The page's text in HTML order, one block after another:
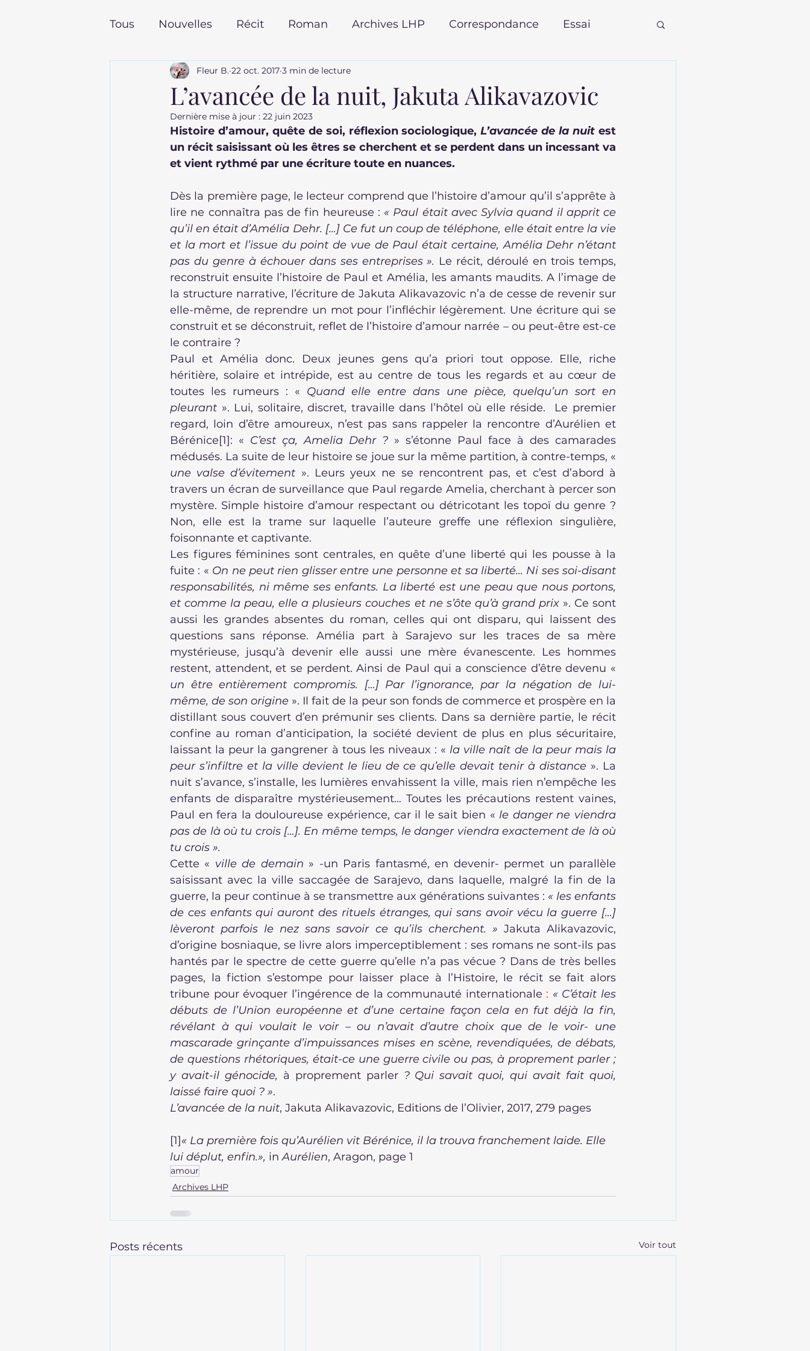
Tous Nouvelles Récit Roman Archives LHP Correspondance Essai
Poches pour l'été Tour du monde
Les dernières sorties en poche
L’avancée de la nuit, Jakuta Alikavazovic
Fleur B. 22 oct. 2017 3 min de lecture
Dernière mise à jour : 22 juin 2023
Histoire d’amour, quête de soi, réflexion sociologique, L’avancée de la nuit est
un récit saisissant où les êtres se cherchent et se perdent dans un incessant va
et vient rythmé par une écriture toute en nuances.
Dès la première page, le lecteur comprend que l’histoire d’amour qu’il s’apprête à
lire ne connaîtra pas de fin heureuse : « Paul était avec Sylvia quand il apprit ce
qu’il en était d’Amélia Dehr. […] Ce fut un coup de téléphone, elle était entre la vie
et la mort et l’issue du point de vue de Paul était certaine, Amélia Dehr n’étant
pas du genre à échouer dans ses entreprises ». Le récit, déroulé en trois temps,
reconstruit ensuite l’histoire de Paul et Amélia, les amants maudits. A l’image de
la structure narrative, l’écriture de Jakuta Alikavazovic n’a de cesse de revenir sur
elle-même, de reprendre un mot pour l’infléchir légèrement. Une écriture qui se
construit et se déconstruit, reflet de l’histoire d’amour narrée – ou peut-être est-ce
le contraire ?
Paul et Amélia donc. Deux jeunes gens qu’a priori tout oppose. Elle, riche
héritière, solaire et intrépide, est au centre de tous les regards et au cœur de
toutes les rumeurs : « Quand elle entre dans une pièce, quelqu’un sort en
pleurant ». Lui, solitaire, discret, travaille dans l’hôtel où elle réside.  Le premier
regard, loin d’être amoureux, n’est pas sans rappeler la rencontre d’Aurélien et
Bérénice[1]: « C’est ça, Amelia Dehr ? » s’étonne Paul face à des camarades
une valse d’évitement ». Leurs yeux ne se rencontrent pas, et c’est d’abord à
travers un écran de surveillance que Paul regarde Amelia, cherchant à percer son
mystère. Simple histoire d’amour respectant ou détricotant les topoï du genre ?
Non, elle est la trame sur laquelle l’auteure greffe une réflexion singulière,
foisonnante et captivante.
Les figures féminines sont centrales, en quête d’une liberté qui les pousse à la
fuite : « On ne peut rien glisser entre une personne et sa liberté… Ni ses soi-disant
responsabilités, ni même ses enfants. La liberté est une peau que nous portons,
et comme la peau, elle a plusieurs couches et ne s’ôte qu’à grand prix ». Ce sont
aussi les grandes absentes du roman, celles qui ont disparu, qui laissent des
questions sans réponse. Amélia part à Sarajevo sur les traces de sa mère
mystérieuse, jusqu’à devenir elle aussi une mère évanescente. Les hommes
un être entièrement compromis. […] Par l’ignorance, par la négation de lui-
même, de son origine ». Il fait de la peur son fonds de commerce et prospère en la
distillant sous couvert d’en prémunir ses clients. Dans sa dernière partie, le récit
confine au roman d’anticipation, la société devient de plus en plus sécuritaire,
laissant la peur la gangrener à tous les niveaux : « la ville naît de la peur mais la
peur s’infiltre et la ville devient le lieu de ce qu’elle devait tenir à distance ». La
nuit s’avance, s’installe, les lumières envahissent la ville, mais rien n’empêche les
enfants de disparaître mystérieusement… Toutes les précautions restent vaines,
Paul en fera la douloureuse expérience, car il le sait bien « le danger ne viendra
pas de là où tu crois […]. En même temps, le danger viendra exactement de là où
tu crois ».
Cette « ville de demain » -un Paris fantasmé, en devenir- permet un parallèle
saisissant avec la ville saccagée de Sarajevo, dans laquelle, malgré la fin de la
guerre, la peur continue à se transmettre aux générations suivantes : « les enfants
de ces enfants qui auront des rituels étranges, qui sans avoir vécu la guerre […]
lèveront parfois le nez sans savoir ce qu’ils cherchent. » Jakuta Alikavazovic,
d’origine bosniaque, se livre alors imperceptiblement : ses romans ne sont-ils pas
hantés par le spectre de cette guerre qu’elle n’a pas vécue ? Dans de très belles
pages, la fiction s’estompe pour laisser place à l’Histoire, le récit se fait alors
tribune pour évoquer l’ingérence de la communauté internationale : « C’était les
débuts de l’Union européenne et d’une certaine façon cela en fut déjà la fin,
révélant à qui voulait le voir – ou n’avait d’autre choix que de le voir- une
mascarade grinçante d’impuissances mises en scène, revendiquées, de débats,
de questions rhétoriques, était-ce une guerre civile ou pas, à proprement parler ;
y avait-il génocide, à proprement parler ? Qui savait quoi, qui avait fait quoi,
laissé faire quoi ? ».
L’avancée de la nuit, Jakuta Alikavazovic, Editions de l’Olivier, 2017, 279 pages
[1]« La première fois qu’Aurélien vit Bérénice, il la trouva franchement laide. Elle
lui déplut, enfin.», in Aurélien, Aragon, page 1
amour
Archives LHP
Posts récents Voir tout